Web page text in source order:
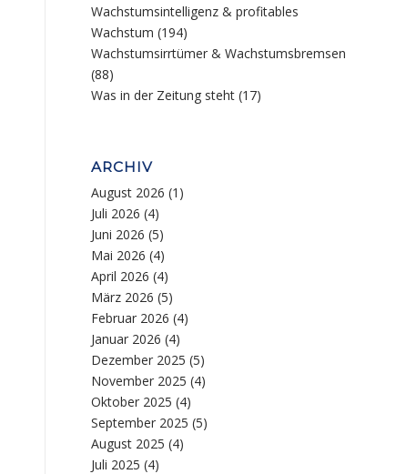
Wachstumsintelligenz & profitables
Wachstum (194)
Wachstumsirrtümer & Wachstumsbremsen
(88)
Was in der Zeitung steht (17)
ARCHIV
August 2026 (1)
Juli 2026 (4)
Juni 2026 (5)
Mai 2026 (4)
April 2026 (4)
März 2026 (5)
Februar 2026 (4)
Januar 2026 (4)
Dezember 2025 (5)
November 2025 (4)
Oktober 2025 (4)
September 2025 (5)
August 2025 (4)
Juli 2025 (4)